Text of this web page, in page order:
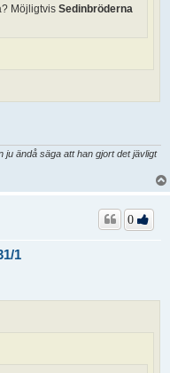
Möjligtvis Sedinbröderna
ändå säga att han gjort det jävligt
1
0